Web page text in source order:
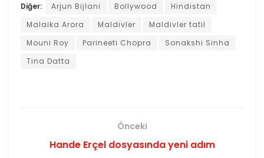
Diğer: Arjun Bijlani Bollywood
Hindistan
Malaika Arora
Maldivler
Maldivler tatil
Mouni Roy
Parineeti Chopra
Sonakshi Sinha
Tina Datta
Önceki
Hande Erçel dosyasında yeni adım